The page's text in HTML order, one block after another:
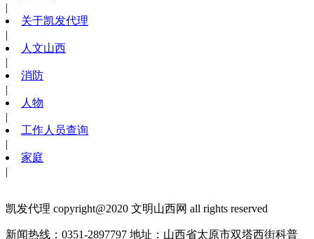
|
关于凯发代理
|
人文山西
|
消防
|
人物
|
工作人员查询
|
家庭
|
凯发代理 copyright@2020 文明山西网 all rights reserved
新闻热线：0351-2897797 地址：山西省太原市双塔西街科普